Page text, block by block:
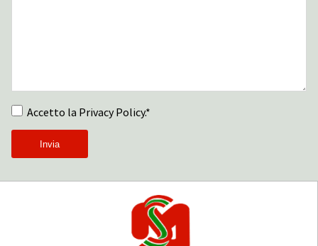
Accetto la Privacy Policy.*